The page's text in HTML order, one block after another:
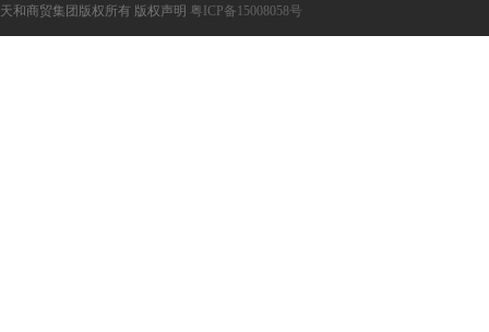
天和商贸集团版权所有 版权声明 粤ICP备15008058号